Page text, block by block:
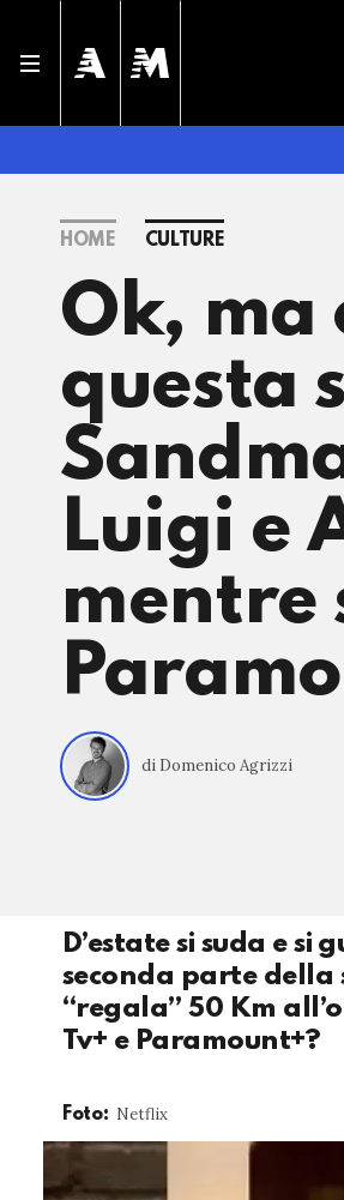
HOME CULTURE
Ok, ma
questa
Luigi e
mentre
di Domenico Agrizzi
D’estate si suda e
seconda parte della
“regala” 50 Km
Tv+ e Paramount+?
Foto: Netflix